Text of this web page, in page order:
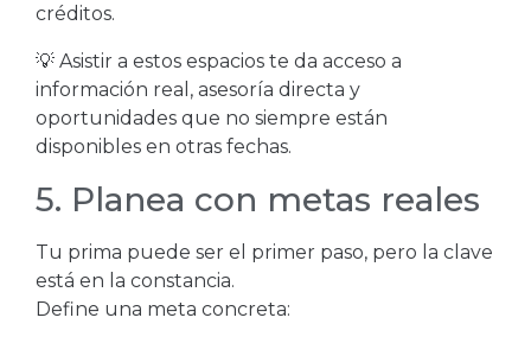
créditos.
💡 Asistir a estos espacios te da acceso a
información real, asesoría directa y
oportunidades que no siempre están
disponibles en otras fechas.
5. Planea con metas reales
Tu prima puede ser el primer paso, pero la clave
está en la constancia.
Define una meta concreta: